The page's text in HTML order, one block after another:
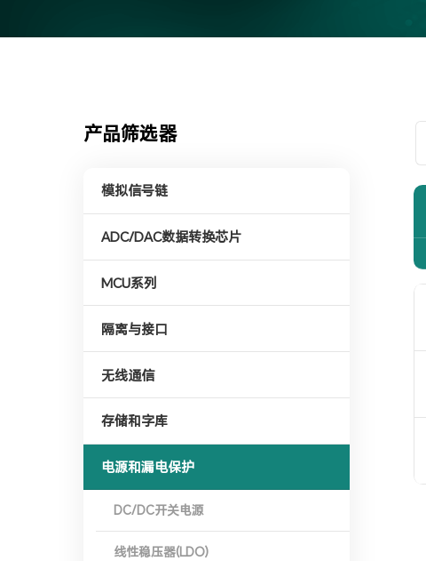
产品筛选器
模拟信号链
ADC/DAC数据转换芯片
MCU系列
隔离与接口
无线通信
存储和字库
电源和漏电保护
DC/DC开关电源
线性稳压器(LDO)